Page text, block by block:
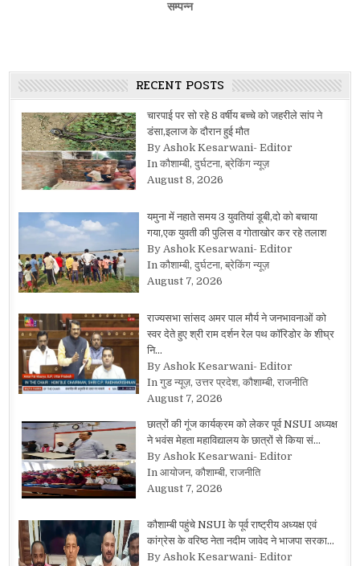
सम्पन्न
RECENT POSTS
चारपाई पर सो रहे 8 वर्षीय बच्चे को जहरीले सांप ने
डंसा,इलाज के दौरान हुई मौत
By Ashok Kesarwani- Editor
In कौशाम्बी, दुर्घटना, ब्रेकिंग न्यूज़
August 8, 2026
यमुना में नहाते समय 3 युवतियां डूबी,दो को बचाया
गया,एक युवती की पुलिस व गोताखोर कर रहे तलाश
By Ashok Kesarwani- Editor
In कौशाम्बी, दुर्घटना, ब्रेकिंग न्यूज़
August 7, 2026
राज्यसभा सांसद अमर पाल मौर्य ने जनभावनाओं को
स्वर देते हुए श्री राम दर्शन रेल पथ कॉरिडोर के शीघ्र
नि…
By Ashok Kesarwani- Editor
In गुड न्यूज़, उत्तर प्रदेश, कौशाम्बी, राजनीति
August 7, 2026
छात्रों की गूंज कार्यक्रम को लेकर पूर्व NSUI अध्यक्ष
ने भवंस मेहता महाविद्यालय के छात्रों से किया सं…
By Ashok Kesarwani- Editor
In आयोजन, कौशाम्बी, राजनीति
August 7, 2026
कौशाम्बी पहुंचे NSUI के पूर्व राष्ट्रीय अध्यक्ष एवं
कांग्रेस के वरिष्ठ नेता नदीम जावेद ने भाजपा सरका…
By Ashok Kesarwani- Editor